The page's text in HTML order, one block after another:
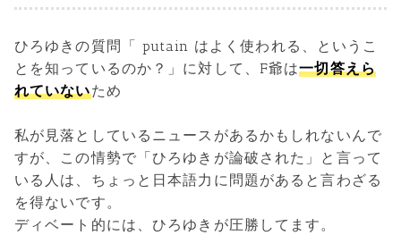
ひろゆきの質問「 putain はよく使われる、というこ
とを知っているのか？」に対して、F爺は一切答えら
れていないため
私が見落としているニュースがあるかもしれないんで
すが、この情勢で「ひろゆきが論破された」と言って
いる人は、ちょっと日本語力に問題があると言わざる
を得ないです。
ディベート的には、ひろゆきが圧勝してます。